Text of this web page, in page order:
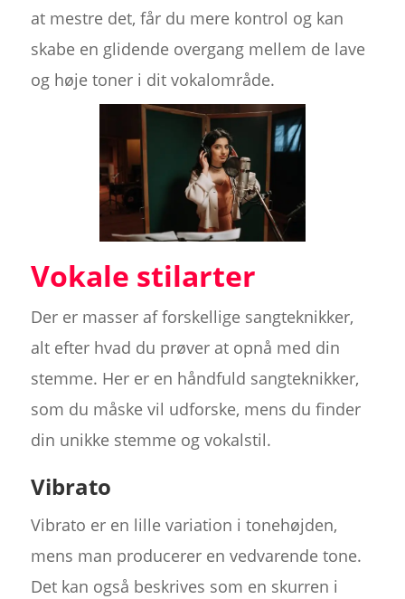
at mestre det, får du mere kontrol og kan
skabe en glidende overgang mellem de lave
og høje toner i dit vokalområde.
Vokale stilarter
Der er masser af forskellige sangteknikker,
alt efter hvad du prøver at opnå med din
stemme. Her er en håndfuld sangteknikker,
som du måske vil udforske, mens du finder
din unikke stemme og vokalstil.
Vibrato
Vibrato er en lille variation i tonehøjden,
mens man producerer en vedvarende tone.
Det kan også beskrives som en skurren i